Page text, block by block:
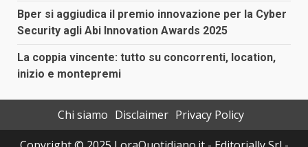
Bper si aggiudica il premio innovazione per la Cyber
Security agli Abi Innovation Awards 2025
La coppia vincente: tutto su concorrenti, location,
inizio e montepremi
Chi siamo Disclaimer Privacy Policy